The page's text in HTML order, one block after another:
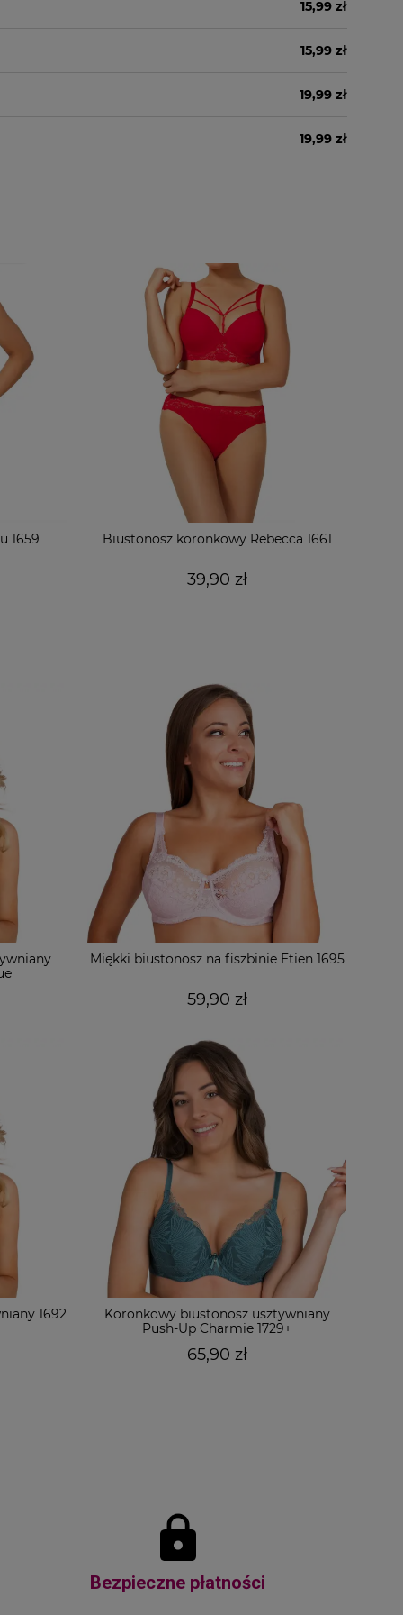
15,99 zł
15,99 zł
19,99 zł
19,99 zł
1659 Biustonosz koronkowy Rebecca 1661
39,90 zł
Miękki biustonosz na fiszbinie Etien 1695
59,90 zł
1692
Koronkowy biustonosz usztywniany
Push-Up Charmie 1729+
65,90 zł
Bezpieczne płatności